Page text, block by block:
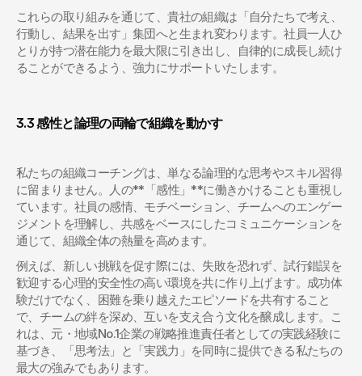
これらの取り組みを通じて、貴社の組織は「自分たちで考え、
行動し、結果を出す」集団へと生まれ変わります。社員一人ひ
とりが持つ潜在能力を最大限に引き出し、自律的に成長し続け
ることができるよう、強力にサポートいたします。
3.3 感性と論理の両輪で組織を動かす
私たちの組織コーチングは、単なる論理的な思考やスキル習得
に留まりません。人の**「感性」**に働きかけることも重視し
ています。社員の感情、モチベーション、チームへのエンゲー
ジメントを理解し、共感をベースにしたコミュニケーションを
通じて、組織全体の熱量を高めます。
例えば、新しい挑戦を促す際には、失敗を恐れず、試行錯誤を
歓迎する心理的安全性の高い環境を共に作り上げます。成功体
験だけでなく、困難を乗り越えたエピソードを共有すること
で、チームの絆を深め、互いを支え合う文化を醸成します。こ
れは、元・地域No.1企業の戦略推進責任者としての実践経験に
基づき、「思考法」と「実践力」を同時に提供できる私たちの
最大の強みでもあります。